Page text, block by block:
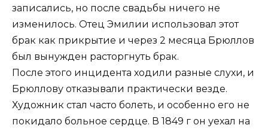
записались, но после свадьбы ничего не
изменилось. Отец Эмилии использовал этот
брак как прикрытие и через 2 месяца Брюллов
был вынужден расторгнуть брак.
После этого инцидента ходили разные слухи, и
Брюллову отказывали практически везде.
Художник стал часто болеть, и особенно его не
покидало больное сердце. В 1849 г он уехал на